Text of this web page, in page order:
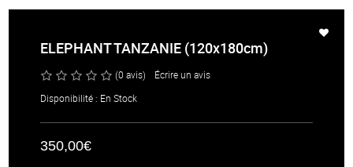
ELEPHANT TANZANIE (120x180cm)
(0 avis) Écrire un avis
Disponibilité : En Stock
350,00€